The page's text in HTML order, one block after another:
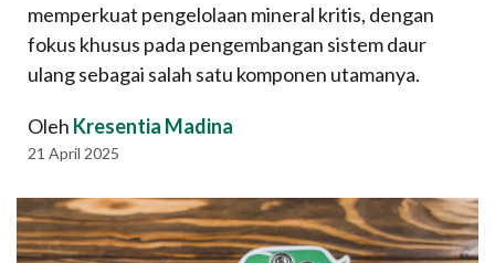
memperkuat pengelolaan mineral kritis, dengan
fokus khusus pada pengembangan sistem daur
ulang sebagai salah satu komponen utamanya.
Oleh Kresentia Madina
21 April 2025